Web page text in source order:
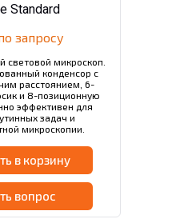
Standard
запросу
световой микроскоп.
конденсор с
расстоянием, 6-
и 8-позиционную
эффективен для
задач и
микроскопии.
в корзину
вопрос